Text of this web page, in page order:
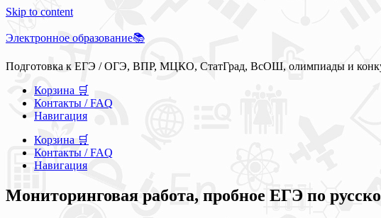
Skip to content
Электронное образование📚
Подготовка к ЕГЭ / ОГЭ, ВПР, МЦКО, СтатГрад, ВсОШ, олимпиады и
Корзина 🛒
Контакты / FAQ
Навигация
Корзина 🛒
Контакты / FAQ
Навигация
Мониторинговая работа, пробное ЕГЭ по